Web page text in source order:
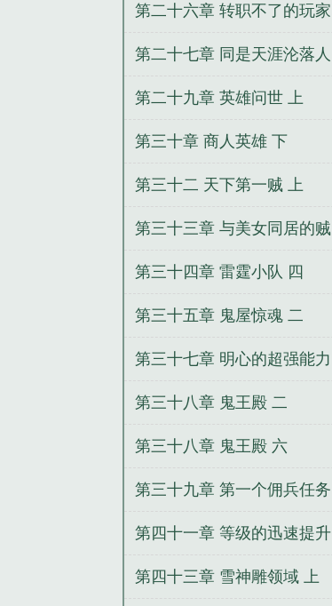
第二十六章 转职不了的玩家
上
第二十七章 同是天涯沦落人
中
第二十九章 英雄问世 上
第三十章 商人英雄 下
第三十二 天下第一贼 上
第三十三章 与美女同居的贼
下
第三十四章 雷霆小队 四
第三十五章 鬼屋惊魂 二
第三十七章 明心的超强能力
一
第三十八章 鬼王殿 二
第三十八章 鬼王殿 六
第三十九章 第一个佣兵任务
三
第四十一章 等级的迅速提升
上
第四十三章 雪神雕领域 上